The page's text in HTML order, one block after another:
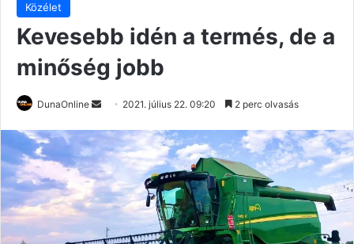
Közélet
Kevesebb idén a termés, de a
minőség jobb
DunaOnline
Send
email
2021. július 22. 09:20 2 perc olvasás